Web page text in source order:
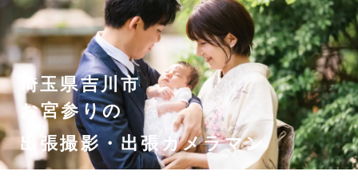
埼玉県吉川市
お宮参りの
出張撮影・出張カメラマン